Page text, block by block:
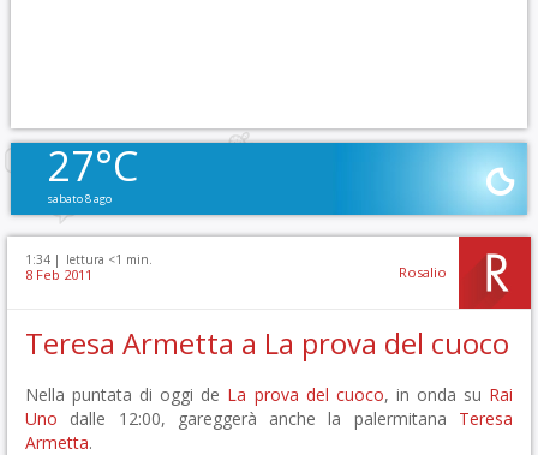
27°C
sabato 8 ago
1:34 | lettura <1 min.
8 Feb 2011 Rosalio
Teresa Armetta a La prova del cuoco
Nella puntata di oggi de La prova del cuoco, in onda su Rai
Uno dalle 12:00, gareggerà anche la palermitana Teresa
Armetta.